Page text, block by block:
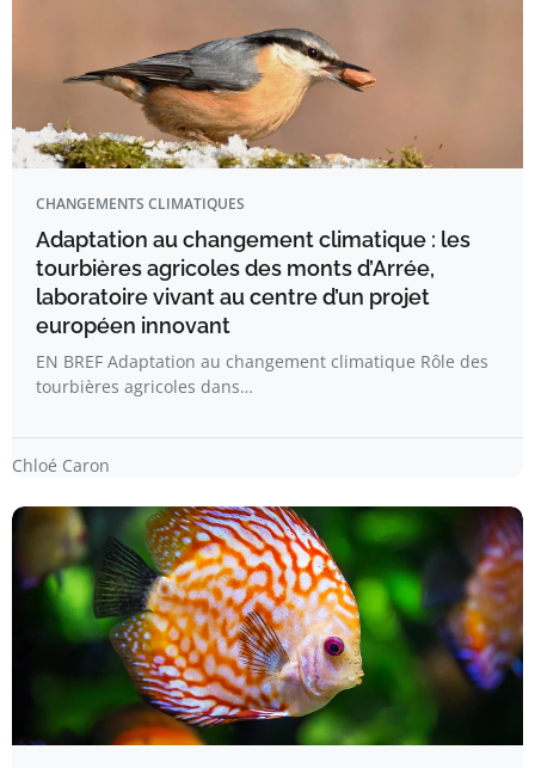
CHANGEMENTS CLIMATIQUES
Adaptation au changement climatique : les
tourbières agricoles des monts d’Arrée,
laboratoire vivant au centre d’un projet
européen innovant
EN BREF Adaptation au changement climatique Rôle des
tourbières agricoles dans…
Chloé Caron